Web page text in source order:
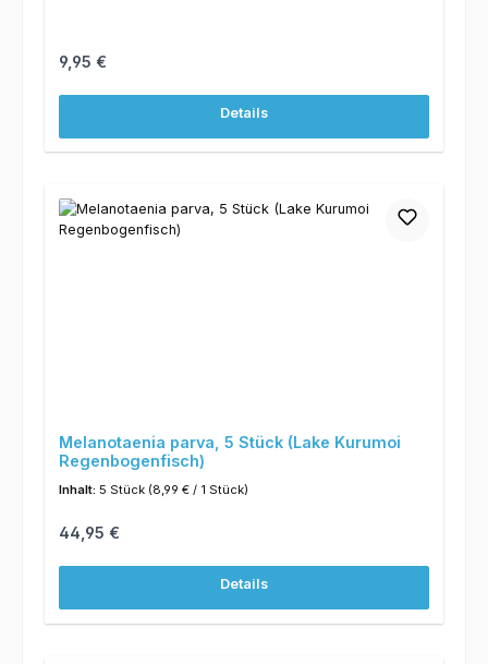
Regulärer Preis:
9,95 €
Details
Melanotaenia parva, 5 Stück (Lake Kurumoi
Regenbogenfisch)
Inhalt: 5 Stück (8,99 € / 1 Stück)
Regulärer Preis:
44,95 €
Details